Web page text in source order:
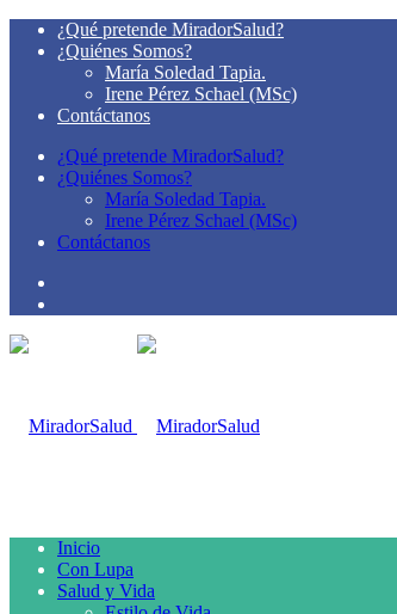
¿Qué pretende MiradorSalud?
¿Quiénes Somos?
María Soledad Tapia.
Irene Pérez Schael (MSc)
Contáctanos
¿Qué pretende MiradorSalud?
¿Quiénes Somos?
María Soledad Tapia.
Irene Pérez Schael (MSc)
Contáctanos
Inicio
Con Lupa
Salud y Vida